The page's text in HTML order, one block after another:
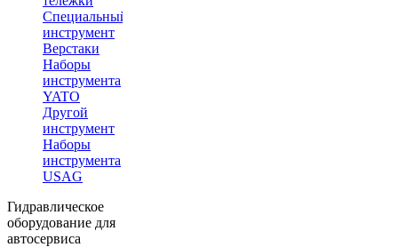
Специальный
инструмент
Верстаки
Наборы
инструмента
YATO
Другой
инструмент
Наборы
инструмента
USAG
Гидравлическое
оборудование для
автосервиса